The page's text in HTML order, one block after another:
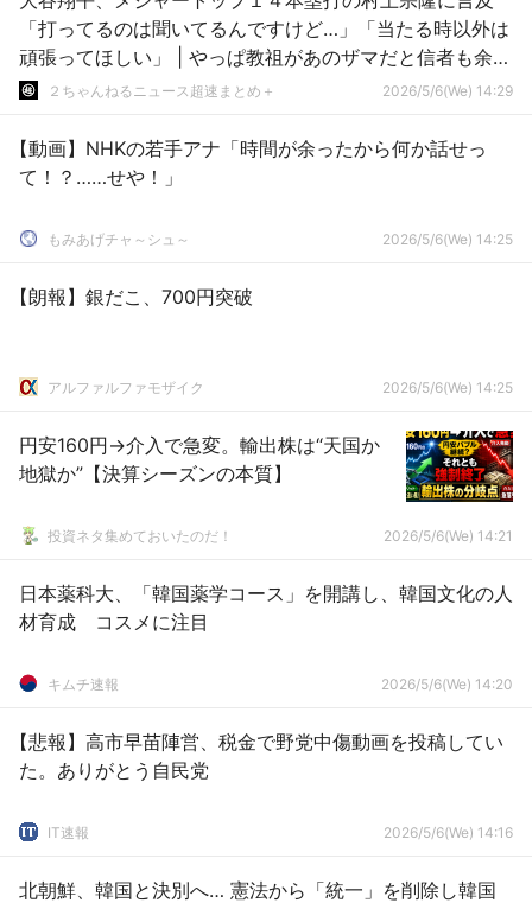
「打ってるのは聞いてるんですけど…」「当たる時以外は
頑張ってほしい」 | やっぱ教祖があのザマだと信者も余裕
ないなw
２ちゃんねるニュース超速まとめ＋ 2026/5/6(We) 14:29
【動画】NHKの若手アナ「時間が余ったから何か話せっ
て！？……せや！」
もみあげチャ～シュ～ 2026/5/6(We) 14:25
【朗報】銀だこ、700円突破
アルファルファモザイク 2026/5/6(We) 14:25
円安160円→介入で急変。輸出株は“天国か
地獄か”【決算シーズンの本質】
投資ネタ集めておいたのだ！ 2026/5/6(We) 14:21
日本薬科大、「韓国薬学コース」を開講し、韓国文化の人
材育成 コスメに注目
キムチ速報 2026/5/6(We) 14:20
【悲報】高市早苗陣営、税金で野党中傷動画を投稿してい
た。ありがとう自民党
IT速報 2026/5/6(We) 14:16
北朝鮮、韓国と決別へ… 憲法から「統一」を削除し韓国